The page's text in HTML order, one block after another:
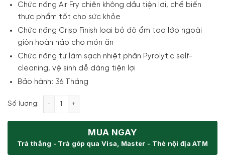
Chức năng Air Fry chiên không dầu tiện lợi, chế biến
thực phẩm tốt cho sức khỏe
Chức năng Crisp Finish loại bỏ độ ẩm tạo lớp ngoài
giòn hoàn hảo cho món ăn
Chức năng tự làm sạch nhiệt phân Pyrolytic self-
cleaning, vệ sinh dễ dàng tiện lợi
Bảo hành: 36 Tháng
Số lượng: Lò nướng kèm vi sóng Bosch CMG978NB1 Series 8
MUA NGAY
Trả thẳng - Trả góp qua Visa, Master - Thẻ nội địa ATM